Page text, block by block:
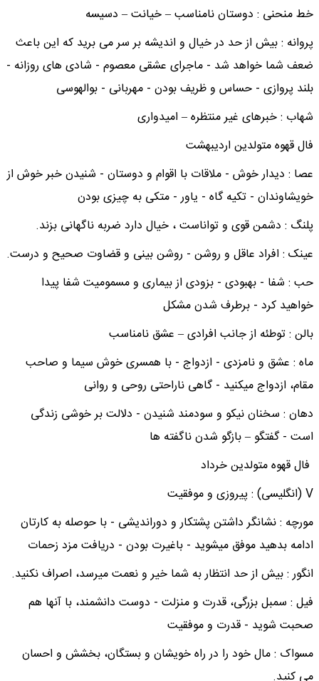
خط منحنی : دوستان نامناسب – خیانت – دسیسه
پروانه : بیش از حد در خیال و اندیشه بر سر می برید که این باعث
ضعف شما خواهد شد - ماجرای عشقی معصوم - شادی های روزانه -
بلند پروازی - حساس و ظریف بودن - مهربانی - بوالهوسی
شهاب : خبرهای غیر منتظره – امیدواری
فال قهوه متولدین اردیبهشت
عصا : دیدار خوش - ملاقات با اقوام و دوستان - شنیدن خبر خوش از
خویشاوندان - تکیه گاه - یاور - متکی به چیزی بودن
پلنگ : دشمن قوی و تواناست ، خیال دارد ضربه ناگهانی بزند.
عینک : افراد عاقل و روشن - روشن بینی و قضاوت صحیح و درست.
حب : شفا - بهبودی - بزودی از بیماری و مسمومیت شفا پیدا
خواهید کرد - برطرف شدن مشکل
بالن : توطئه از جانب افرادی – عشق نامناسب
ماه : عشق و نامزدی - ازدواج - با همسری خوش سیما و صاحب
مقام، ازدواج میکنید - گاهی ناراحتی روحی و روانی
دهان : سخنان نیکو و سودمند شنیدن - دلالت بر خوشی زندگی
است - گفتگو – بازگو شدن ناگفته ها
فال قهوه متولدین خرداد
V (انگلیسی) : پیروزی و موفقیت
مورچه : نشانگر داشتن پشتکار و دوراندیشی - با حوصله به کارتان
ادامه بدهید موفق میشوید - باغیرت بودن - دریافت مزد زحمات
انگور : بیش از حد انتظار به شما خیر و نعمت میرسد، اصراف نکنید.
فیل : سمبل بزرگی، قدرت و منزلت - دوست دانشمند، با آنها هم
صحبت شوید - قدرت و موفقیت
مسواک : مال خود را در راه خویشان و بستگان، بخشش و احسان
می کنید.